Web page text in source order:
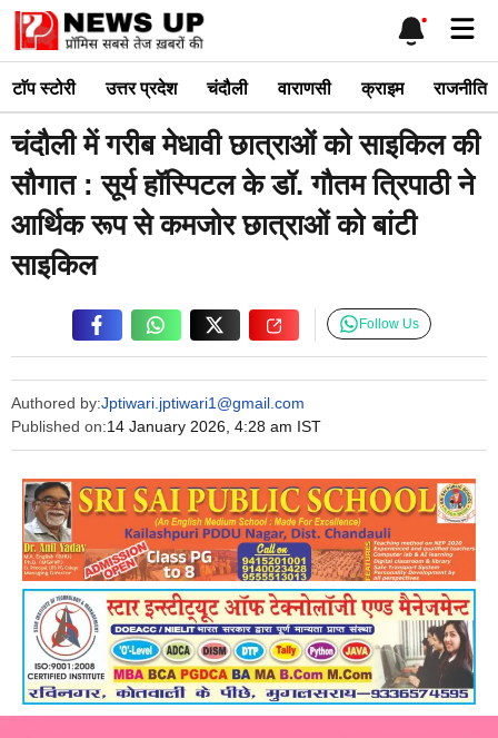
Skip
content
टाॅप स्टोरी उत्तर प्रदेश चंदौली वाराणसी क्राइम राजनीति
चंदौली में गरीब मेधावी छात्राओं को साइकिल की
सौगात : सूर्य हॉस्पिटल के डॉ. गौतम त्रिपाठी ने
आर्थिक रूप से कमजोर छात्राओं को बांटी
साइकिल
Authored by:Jptiwari.jptiwari1@gmail.com
Published on:14 January 2026, 4:28 am IST
Follow Us